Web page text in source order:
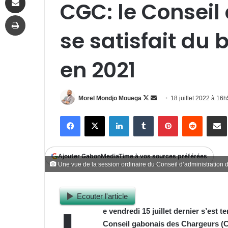
CGC: le
se satisfait du
en 2021
Morel Mondjo Mouega
Follow
Envoyer
courriel
18 juillet 2022 à
FacebookX LinkedinTumblr PinterestReddit
Ajouter GabonMediaTime à vos sources préférées
Une vue de la session ordinaire du Conseil
Ecouter l'article
e vendredi 15 juillet dernier s’est
Conseil gabonais des Chargeurs